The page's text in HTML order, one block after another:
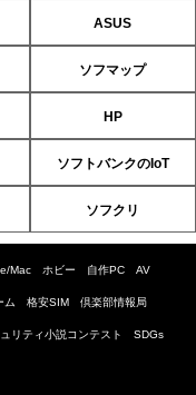
ASUS
ソフマップ
HP
ソフトバンクのIoT
ソフクリ
Mac ホビー 自作PC AV
ム 格安SIM 倶楽部情報局
リティ小説コンテスト SDGs